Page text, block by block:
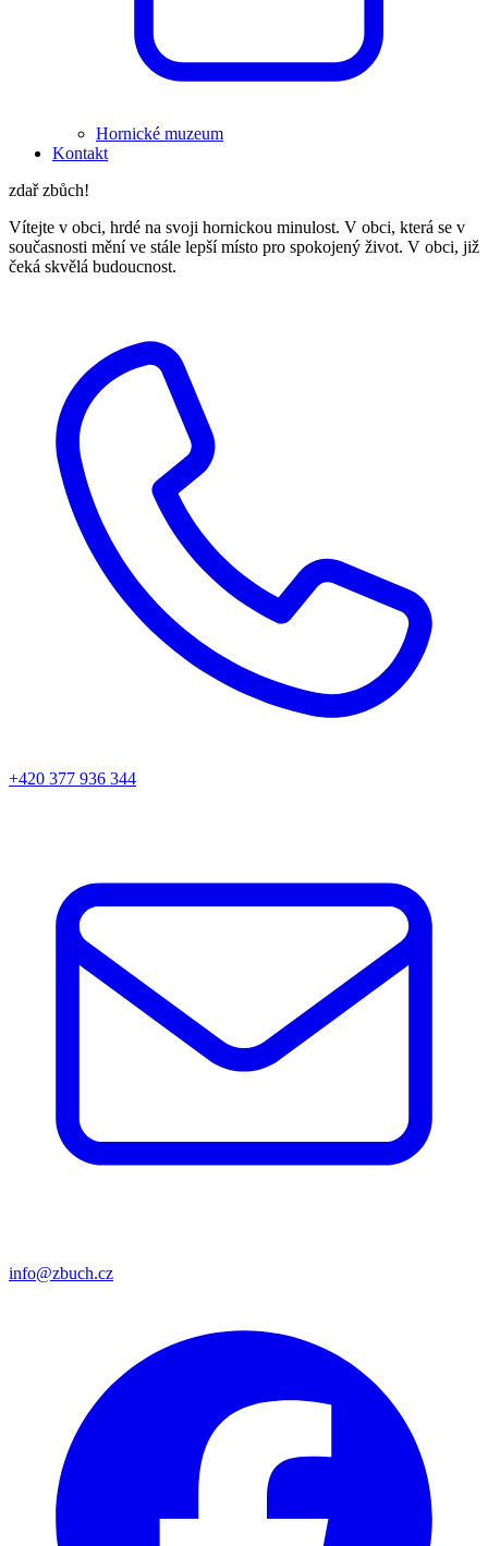
Hornické muzeum
Kontakt
zdař zbůch!
Vítejte v obci, hrdé na svoji hornickou minulost. V obci, která se v
současnosti mění ve stále lepší místo pro spokojený život. V obci, již
čeká skvělá budoucnost.
+420 377 936 344
info@zbuch.cz